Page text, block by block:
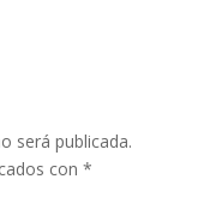
será publicada.
con *